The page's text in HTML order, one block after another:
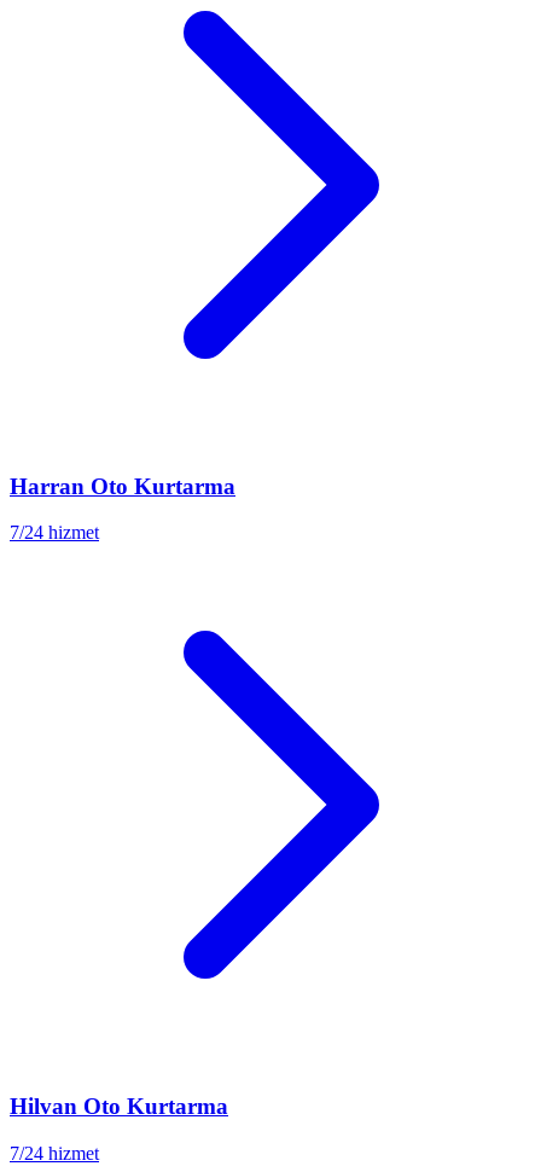
Harran Oto Kurtarma
7/24 hizmet
Hilvan Oto Kurtarma
7/24 hizmet